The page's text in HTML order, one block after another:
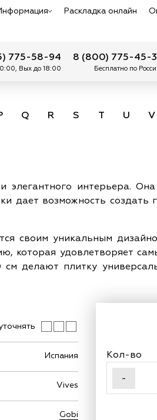
Раскладка онлайн
775-58-94
Вых до 18:00
8 (800) 775-45-
Бесплатно по
Q R S T U V
интерьера. Она
дает возможность создать
своим уникальным
которая удовлетворяет
делают плитку
Испания
Vives
Gobi
Кол-во
-